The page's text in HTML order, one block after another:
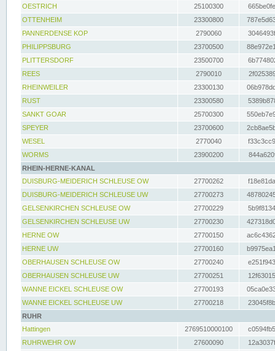
OESTRICH
25100300
OTTENHEIM
23300800
PANNERDENSE KOP
2790060
PHILIPPSBURG
23700500
PLITTERSDORF
23500700
REES
2790010
RHEINWEILER
23300130
RUST
23300580
SANKT GOAR
25700300
SPEYER
23700600
WESEL
2770040
WORMS
23900200
RHEIN-HERNE-KANAL
DUISBURG-MEIDERICH SCHLEUSE OW
27700262
DUISBURG-MEIDERICH SCHLEUSE UW
27700273
GELSENKIRCHEN SCHLEUSE OW
27700229
GELSENKIRCHEN SCHLEUSE UW
27700230
HERNE OW
27700150
HERNE UW
27700160
OBERHAUSEN SCHLEUSE OW
27700240
OBERHAUSEN SCHLEUSE UW
27700251
WANNE EICKEL SCHLEUSE OW
27700193
WANNE EICKEL SCHLEUSE UW
27700218
RUHR
Hattingen
2769510000100
RUHRWEHR OW
27600090